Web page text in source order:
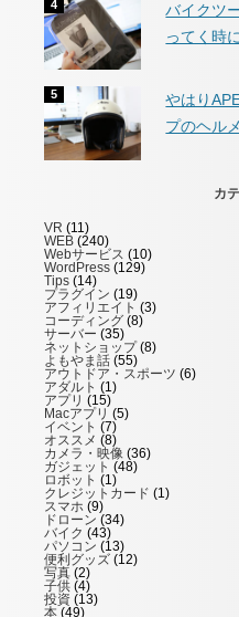
バイクツ
ってく時
やはり
プのヘル
カ
VR (11)
WEB (240)
Webサービス (10)
WordPress (129)
Tips (14)
プラグイン (19)
アフィリエイト (3)
コーディング (8)
サーバー (35)
ネットショップ(8)
よもやま話 (55)
アウトドア・スポーツ (6)
アダルト (1)
アプリ (15)
Macアプリ (5)
イベント (7)
オススメ (8)
カメラ・映像 (36)
ガジェット (48)
ロボット (1)
クレジットカード (1)
スマホ (9)
ドローン (34)
バイク (43)
パソコン (13)
便利グッズ (12)
写真 (2)
子供 (4)
投資 (13)
本 (49)